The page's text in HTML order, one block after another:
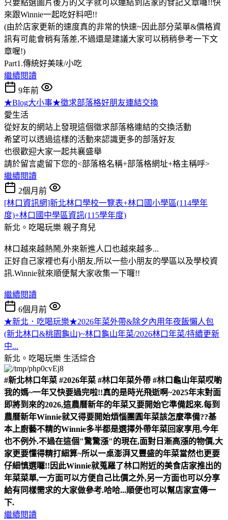
只要點選圖片後方的文字就可以連結到店家的食記文章囉!!快
來跟Winnie一起吃好料吧!!
(由於店家更新的速度真的非常的快速~因此部分菜單&價格資
訊有可能會稍有落差,不過還是建議大家可以稍稍參考一下文
章喔!)
Part1.傳統好美味/小吃
繼續閱讀
9年前
★Blog大小事★徵求部落格好朋友連結交換
愛生活
從好友的網站上發現這個徵求部落格連結的交換活動
希望可以透過這樣的活動來認識更多的部落好友
也很歡迎大家一起共襄盛舉
請於留言處留下您的<部落格名稱+部落格網址+格主稱呼>
繼續閱讀
2個月前
[林口資訊網]新北林口學校一覽表+林口國小學區(114學年
度)+林口國中學區資訊(115學年度)
新北。吃喝玩樂 親子育兒
林口越來越熱鬧,外來新進人口也越來越多...
正好自己家裡也有小朋友,所以一些小朋友的學區以及學校資
訊.Winnie就來順便幫大家收集一下囉!!
繼續閱讀
6個月前
★新北．吃喝玩樂★2026年菜外帶&除夕內用年夜飯懶人包
(新北林口&桃園龜山)~林口龜山年菜/2026林口年菜/持續更新
中...
新北。吃喝玩樂 生活綜合
#新北林口年菜 #2026年菜 #林口年菜外帶 #林口龜山年菜哎喲
我的媽~一年又快要過完啦!!真的是時光飛逝啊~2025年末對面
即將到來的2026,這農曆新年的年菜又要開始它準備起來.每到
農曆新年Winnie就又得要開始煩惱團圓年菜該怎麼準備??基
本上廚藝不精的Winnie多半都是選擇外帶年菜回家享用,今年
也不例外.不過在這個"驚驚漲"的現在,面對日漸高漲的物價,大
家更要懂得精打細算~所以一桌澎湃又豐盛的年菜當然也更要
仔細慎選囉!! 因此Winnie就蒐羅了林口附近的美食店家推出的
年菜菜單,一方面可以方便自己比價之外,另一方面也可以分享
給有同樣需求的大家做參考.哈哈...順便也可以幫店家宣傳一
下.
繼續閱讀